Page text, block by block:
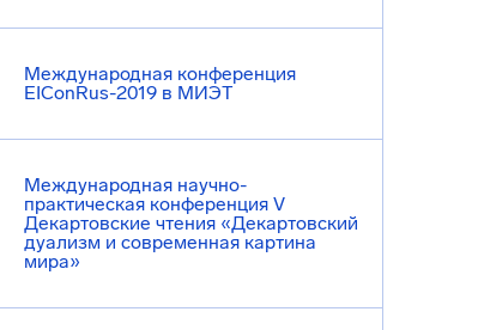
Международная конференция
EIConRus-2019 в МИЭТ
Международная научно-
практическая конференция V
Декартовские чтения «Декартовский
дуализм и современная картина
мира»